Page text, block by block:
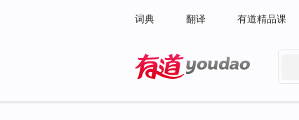
词典 翻译 有道精品课